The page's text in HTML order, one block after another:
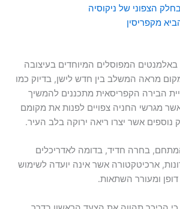
הצפוני של ניקוסיה
מקפריסין
המפוסלים המיוחדים בעיצובה
מראה המשלב בין חדש לישן, בדיוק כמו
הבירה הקפריסאית מתכננים להמשיך
מגרשי החניה צפויים לפנות את מקומם
אשר יצרו ריאה ירוקה בלב העיר.
בחרה חדיד, בדומה לאדריכלים
ארכיטקטורה אשר אינה יועדה לשימוש
דופן ומעורר השתאות.